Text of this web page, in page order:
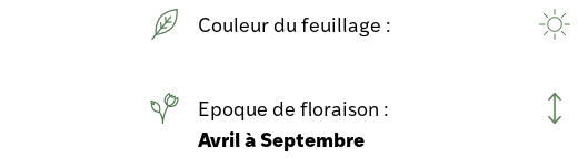
Couleur du feuillage :
Epoque de floraison :
Avril à Septembre